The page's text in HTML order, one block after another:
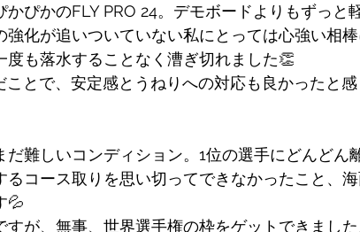
かぴかのFLY PRO 24。デモボードよりもずっと
強化が追いついていない私にとっては心強い相
度も落水することなく漕ぎ切れました👏
ことで、安定感とうねりへの対応も良かったと
だ難しいコンディション。1位の選手にどんどん
るコース取りを思い切ってできなかったこと、
💦
すが、無事、世界選手権の枠をゲットできまし